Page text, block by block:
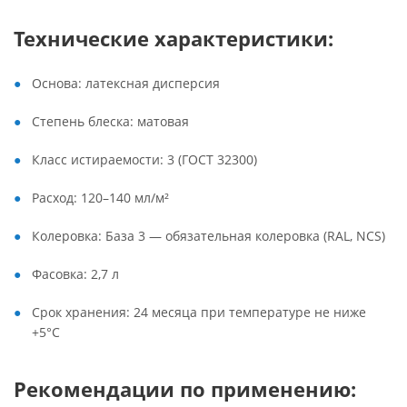
Технические характеристики:
Основа: латексная дисперсия
Степень блеска: матовая
Класс истираемости: 3 (ГОСТ 32300)
Расход: 120–140 мл/м²
Колеровка: База 3 — обязательная колеровка (RAL, NCS)
Фасовка: 2,7 л
Срок хранения: 24 месяца при температуре не ниже
+5°C
Рекомендации по применению: